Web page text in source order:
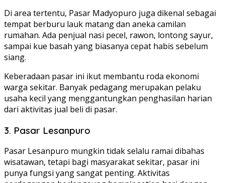
Di area tertentu, Pasar Madyopuro juga dikenal sebagai
tempat berburu lauk matang dan aneka camilan
rumahan. Ada penjual nasi pecel, rawon, lontong sayur,
sampai kue basah yang biasanya cepat habis sebelum
siang.
Keberadaan pasar ini ikut membantu roda ekonomi
warga sekitar. Banyak pedagang merupakan pelaku
usaha kecil yang menggantungkan penghasilan harian
dari aktivitas jual beli di pasar.
3. Pasar Lesanpuro
Pasar Lesanpuro mungkin tidak selalu ramai dibahas
wisatawan, tetapi bagi masyarakat sekitar, pasar ini
punya fungsi yang sangat penting. Aktivitas